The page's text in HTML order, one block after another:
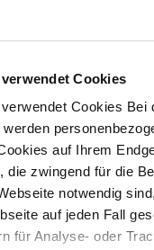
Cookies
Cookies Bei
auf Ihrem
die zwingend für die
notwendig
auf jeden Fall
für Analyse- oder
Google
Registriert
ID, die
verwendet
wird, um
Daten
wie der
Besucher
Website